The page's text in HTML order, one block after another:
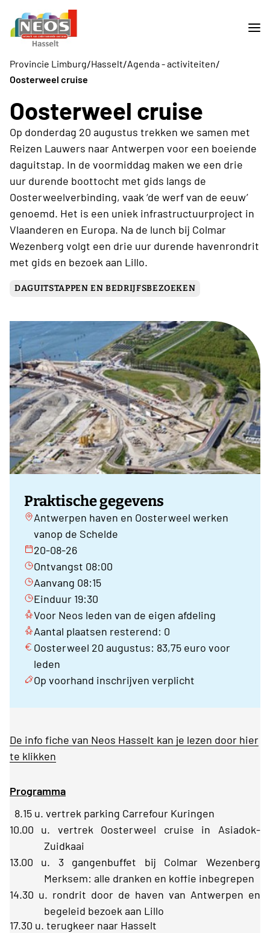
Provincie Limburg/Hasselt/Agenda - activiteiten/
Oosterweel cruise
Oosterweel cruise
Op donderdag 20 augustus trekken we samen met
Reizen Lauwers naar Antwerpen voor een boeiende
daguitstap. In de voormiddag maken we een drie
uur durende boottocht met gids langs de
Oosterweelverbinding, vaak ‘de werf van de eeuw’
genoemd. Het is een uniek infrastructuurproject in
Vlaanderen en Europa. Na de lunch bij Colmar
Wezenberg volgt een drie uur durende havenrondrit
met gids en bezoek aan Lillo.
DAGUITSTAPPEN EN BEDRIJFSBEZOEKEN
Praktische gegevens
Antwerpen haven en Oosterweel werken
vanop de Schelde
20-08-26
Ontvangst 08:00
Aanvang 08:15
Einduur 19:30
Voor Neos leden van de eigen afdeling
Aantal plaatsen resterend: 0
Oosterweel 20 augustus: 83,75 euro voor
leden
Op voorhand inschrijven verplicht
De info fiche van Neos Hasselt kan je lezen door hier
te klikken
Programma
8.15 u. vertrek parking Carrefour Kuringen
10.00 u. vertrek Oosterweel cruise in Asiadok-
Zuidkaai
13.00 u. 3 gangenbuffet bij Colmar Wezenberg
Merksem: alle dranken en koffie inbegrepen
14.30 u. rondrit door de haven van Antwerpen en
begeleid bezoek aan Lillo
17.30 u. terugkeer naar Hasselt